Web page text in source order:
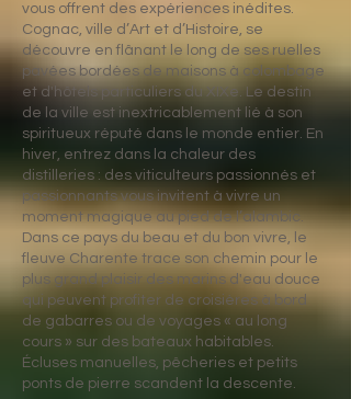
vous offrent des expériences inédites.
Cognac, ville d’Art et d’Histoire, se
découvre en flânant le long de ses ruelles
pavées bordées de maisons à colombage
et d'hôtels particuliers du XIXe. Le destin
de la ville est inextricablement lié à son
spiritueux réputé dans le monde entier. En
hiver, entrez dans la chaleur des
distilleries : des viticulteurs passionnés et
passionnants vous invitent à vivre un
moment magique au pied de l’alambic.
Dans ce pays du beau et du bon vivre, le
fleuve Charente trace son chemin pour le
plus grand plaisir des marins d'eau douce
qui peuvent profiter de croisières à bord
de gabarres ou de voyages « au long
cours » sur des bateaux habitables.
Écluses manuelles, pêcheries et petits
ponts de pierre scandent la descente.